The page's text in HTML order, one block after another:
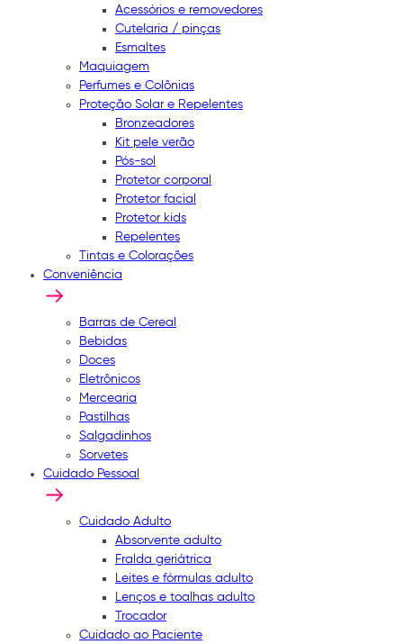
Acessórios e removedores
Cutelaria / pinças
Esmaltes
Maquiagem
Perfumes e Colônias
Proteção Solar e Repelentes
Bronzeadores
Kit pele verão
Pós-sol
Protetor corporal
Protetor facial
Protetor kids
Repelentes
Tintas e Colorações
Conveniência
Barras de Cereal
Bebidas
Doces
Eletrônicos
Mercearia
Pastilhas
Salgadinhos
Sorvetes
Cuidado Pessoal
Cuidado Adulto
Absorvente adulto
Fralda geriátrica
Leites e fórmulas adulto
Lenços e toalhas adulto
Trocador
Cuidado ao Paciente